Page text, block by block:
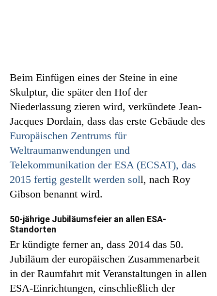
Beim Einfügen eines der Steine in eine
Skulptur, die später den Hof der
Niederlassung zieren wird, verkündete Jean-
Jacques Dordain, dass das erste Gebäude des
Europäischen Zentrums für
Weltraumanwendungen und
Telekommunikation der ESA (ECSAT), das
2015 fertig gestellt werden soll, nach Roy
Gibson benannt wird.
50-jährige Jubiläumsfeier an allen ESA-
Standorten
Er kündigte ferner an, dass 2014 das 50.
Jubiläum der europäischen Zusammenarbeit
in der Raumfahrt mit Veranstaltungen in allen
ESA-Einrichtungen, einschließlich der